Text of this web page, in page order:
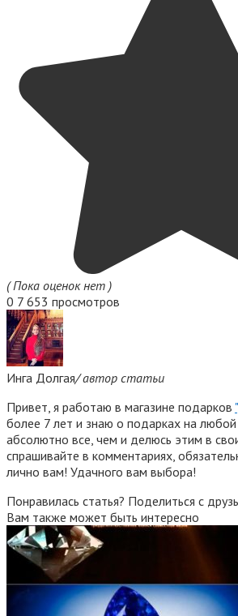
( Пока оценок нет )
0 7 653 просмотров
Инга Долгая/ автор статьи
Привет, я работаю в магазине подарков
более 7 лет и знаю о подарках на
абсолютно все, чем и делюсь этим в
спрашивайте в комментариях,
лично вам! Удачного вам выбора!
Понравилась статья? Поделиться с
Вам также может быть интересно